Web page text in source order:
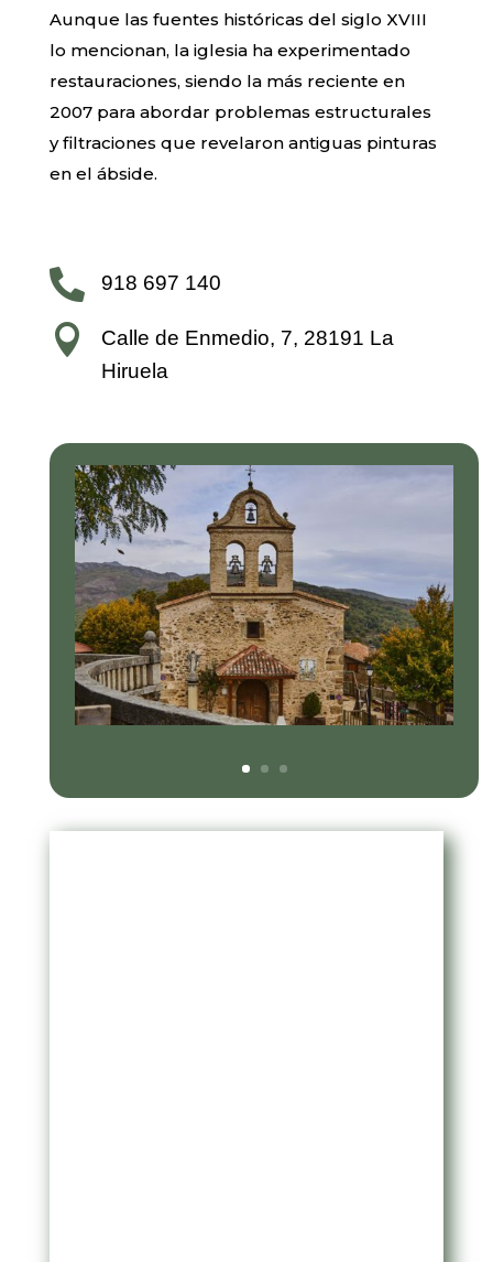
Aunque las fuentes históricas del siglo XVIII
lo mencionan, la iglesia ha experimentado
restauraciones, siendo la más reciente en
2007 para abordar problemas estructurales
y filtraciones que revelaron antiguas pinturas
en el ábside.
 918 697 140

Calle de Enmedio, 7, 28191 La
Hiruela